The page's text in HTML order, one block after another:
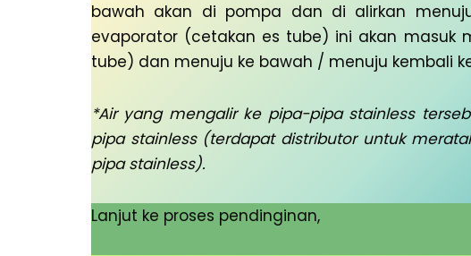
bawah akan di pompa dan di alirkan
evaporator (cetakan es tube) ini akan masuk
tube) dan menuju ke bawah / menuju kembali
*Air yang mengalir ke pipa-pipa stainless
pipa stainless (terdapat distributor untuk
pipa stainless).
Lanjut ke proses pendinginan,